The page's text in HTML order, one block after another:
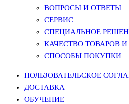
ВОПРОСЫ И ОТВЕТЫ
СЕРВИС
СПЕЦИАЛЬНОЕ
КАЧЕСТВО ТОВАРОВ
СПОСОБЫ ПОКУПКИ
ПОЛЬЗОВАТЕЛЬСКОЕ
ДОСТАВКА
ОБУЧЕНИЕ